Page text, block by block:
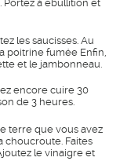
Portez à ébullition et
les saucisses. Au
poitrine fumée Enfin,
et le jambonneau.
encore cuire 30
de 3 heures.
terre que vous avez
choucroute. Faites
le vinaigre et